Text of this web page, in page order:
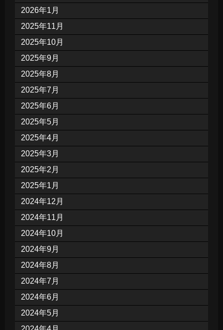
2026年1月
2025年11月
2025年10月
2025年9月
2025年8月
2025年7月
2025年6月
2025年5月
2025年4月
2025年3月
2025年2月
2025年1月
2024年12月
2024年11月
2024年10月
2024年9月
2024年8月
2024年7月
2024年6月
2024年5月